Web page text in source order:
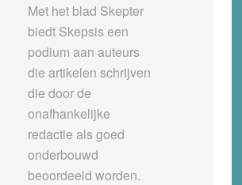
Met het blad Skepter
biedt Skepsis een
podium aan auteurs
die artikelen schrijven
die door de
onafhankelijke
redactie als goed
onderbouwd
beoordeeld worden.